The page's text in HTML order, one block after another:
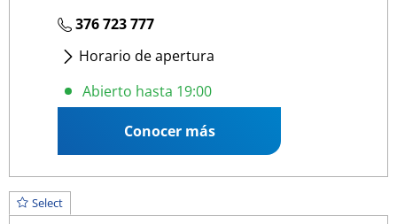
376 723 777
Horario de apertura
Lunes- Viernes:08:00 13:00
Sábado:09:00 13:00
Abierto hasta 19:00
Conocer más
Select